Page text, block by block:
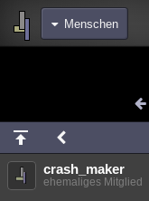
Menschen
Chat Wiki
meine Rubriken
Menschen
crash_maker
ehemaliges Mitglied